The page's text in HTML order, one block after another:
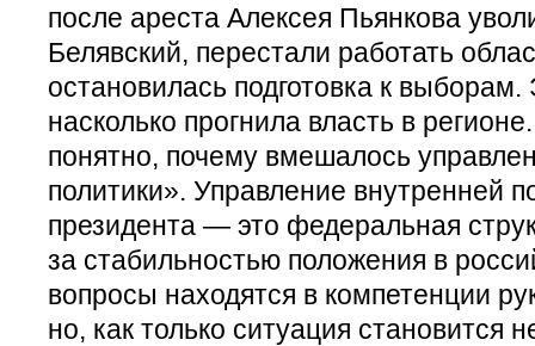
после ареста Алексея Пьянкова
Белявский, перестали работать
остановилась подготовка к выборам.
насколько прогнила власть в
понятно, почему вмешалось
политики». Управление внутренней
президента — это федеральная
за стабильностью положения в
вопросы находятся в компетенции
но, как только ситуация становится